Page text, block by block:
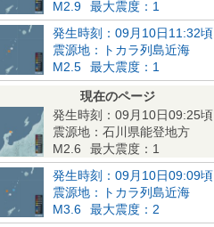
M2.9
最大震度：1
発生時刻：09月10日11:32頃
震源地：トカラ列島近海
M2.5
最大震度：1
現在のページ
発生時刻：09月10日09:25頃
震源地：石川県能登地方
M2.6
最大震度：1
発生時刻：09月10日09:09頃
震源地：トカラ列島近海
M3.6
最大震度：2